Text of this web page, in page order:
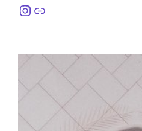
Instagram
링크